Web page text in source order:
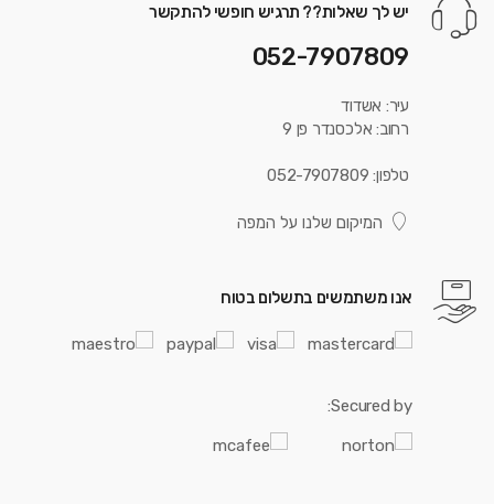
יש לך שאלות?? תרגיש חופשי להתקשר
052-7907809
עיר: אשדוד
רחוב: אלכסנדר פן 9
טלפון: 052-7907809
המיקום שלנו על המפה
אנו משתמשים בתשלום בטוח
Secured by: